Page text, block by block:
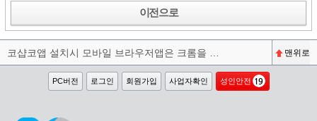
이전으로
맨위로
PC버전 로그인 회원가입 사업자확인 성인안전